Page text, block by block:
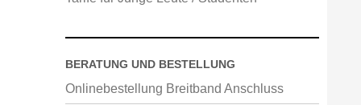
BERATUNG UND BESTELLUNG
Onlinebestellung Breitband Anschluss